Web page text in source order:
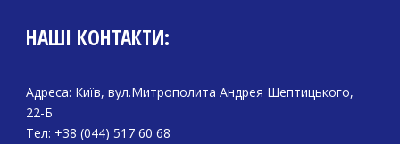
НАШІ КОНТАКТИ:
Адреса: Київ, вул.Митрополита Андрея Шептицького,
22-Б
Тел: +38 (044) 517 60 68